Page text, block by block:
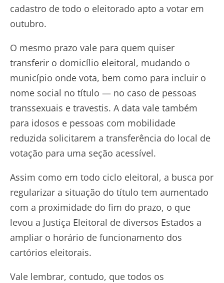
cadastro de todo o eleitorado apto a votar em
outubro.
O mesmo prazo vale para quem quiser
transferir o domicílio eleitoral, mudando o
município onde vota, bem como para incluir o
nome social no título — no caso de pessoas
transsexuais e travestis. A data vale também
para idosos e pessoas com mobilidade
reduzida solicitarem a transferência do local de
votação para uma seção acessível.
Assim como em todo ciclo eleitoral, a busca por
regularizar a situação do título tem aumentado
com a proximidade do fim do prazo, o que
levou a Justiça Eleitoral de diversos Estados a
ampliar o horário de funcionamento dos
cartórios eleitorais.
Vale lembrar, contudo, que todos os